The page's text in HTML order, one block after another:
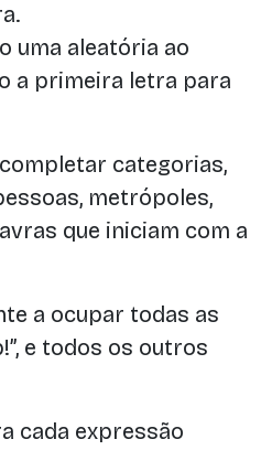
uma aleatória ao
a primeira letra para
categorias,
metrópoles,
que iniciam com a
a ocupar todas as
e todos os outros
cada expressão